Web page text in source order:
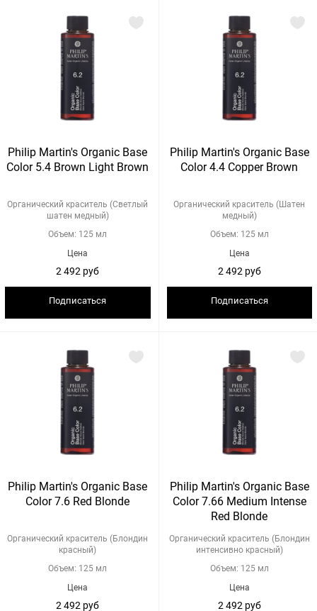
Philip Martin's Organic Base
Color 5.4 Brown Light Brown
Органический краситель (Светлый
шатен медный)
Объем: 125 мл
Цена
2 492 руб
Подписаться
Philip Martin's Organic Base
Color 4.4 Copper Brown
Органический краситель (Шатен
медный)
Объем: 125 мл
Цена
2 492 руб
Подписаться
Philip Martin's Organic Base
Color 7.6 Red Blonde
Органический краситель (Блондин
красный)
Объем: 125 мл
Цена
2 492 руб
Philip Martin's Organic Base
Color 7.66 Medium Intense
Red Blonde
Органический краситель (Блондин
интенсивно красный)
Объем: 125 мл
Цена
2 492 руб